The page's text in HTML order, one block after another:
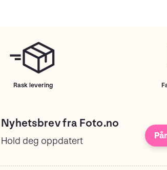
Rask levering
Nyhetsbrev fra Foto.no
Hold deg oppdatert